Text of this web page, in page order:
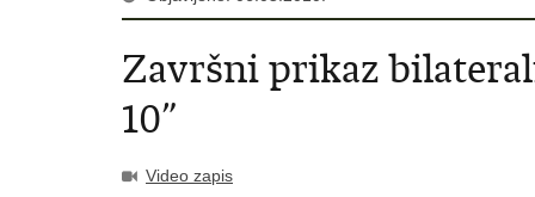
Završni prikaz
10”
Video zapis